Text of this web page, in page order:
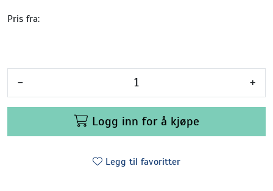
Pris fra:
- +
Logg inn for å kjøpe
Legg til favoritter